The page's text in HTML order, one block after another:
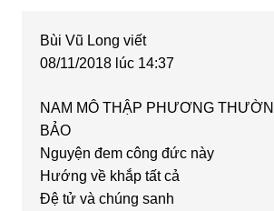
Bùi Vũ Long viết
08/11/2018 lúc 14:37
NAM MÔ THẬP PHƯƠNG
BẢO
Nguyện đem công đức này
Hướng về khắp tất cả
Đệ tử và chúng sanh